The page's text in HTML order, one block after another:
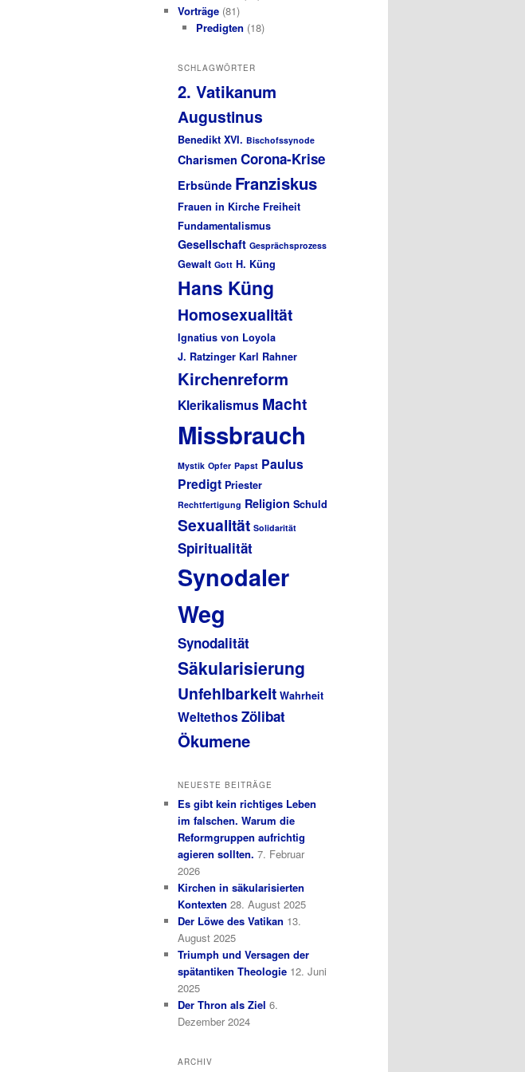
Vorträge (81)
Predigten (18)
SCHLAGWÖRTER
2. Vatikanum
Augustinus
Benedikt XVI. Bischofssynode
Charismen Corona-Krise
Erbsünde Franziskus
Frauen in Kirche Freiheit
Fundamentalismus
Gesellschaft Gesprächsprozess
Gewalt Gott H. Küng
Hans Küng
Homosexualität
Ignatius von Loyola
J. Ratzinger Karl Rahner
Kirchenreform
Klerikalismus Macht
Missbrauch
Mystik Opfer Papst Paulus
Predigt Priester
Rechtfertigung Religion Schuld
Sexualität Solidarität
Spiritualität
Synodaler
Weg
Synodalität
Säkularisierung
Unfehlbarkeit Wahrheit
WeltethosZölibat
Ökumene
NEUESTE BEITRÄGE
Es gibt kein richtiges Leben
im falschen. Warum die
Reformgruppen aufrichtig
agieren sollten. 7. Februar
2026
Kirchen in säkularisierten
Kontexten 28. August 2025
Der Löwe des Vatikan 13.
August 2025
Triumph und Versagen der
spätantiken Theologie 12. Juni
2025
Der Thron als Ziel 6.
Dezember 2024
ARCHIV